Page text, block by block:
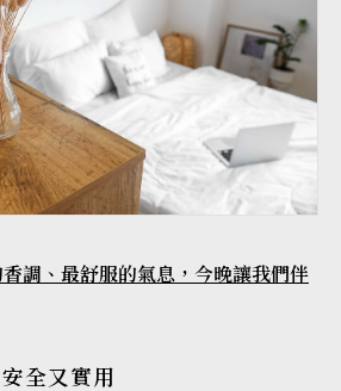
調、最舒服的氣息，今晚讓我們伴
全又實用